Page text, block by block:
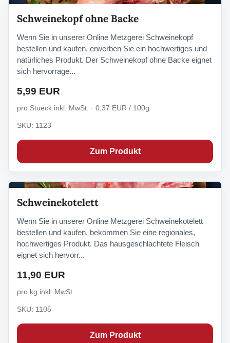
Schweinekopf ohne Backe
Wenn Sie in unserer Online Metzgerei Schweinekopf
bestellen und kaufen, erwerben Sie ein hochwertiges und
natürliches Produkt. Der Schweinekopf ohne Backe eignet
sich hervorrage...
5,99 EUR
pro Stueck inkl. MwSt. · 0,37 EUR / 100g
SKU: 1123
Zum Produkt
Schweinekotelett
Wenn Sie in unserer Online Metzgerei Schweinekotelett
bestellen und kaufen, bekommen Sie eine regionales,
hochwertiges Produkt. Das hausgeschlachtete Fleisch
eignet sich hervorr...
11,90 EUR
pro kg inkl. MwSt.
SKU: 1105
Zum Produkt